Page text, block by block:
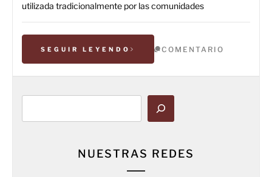
utilizada tradicionalmente por las comunidades
SEGUIR LEYENDO COMENTARIO
NUESTRAS REDES